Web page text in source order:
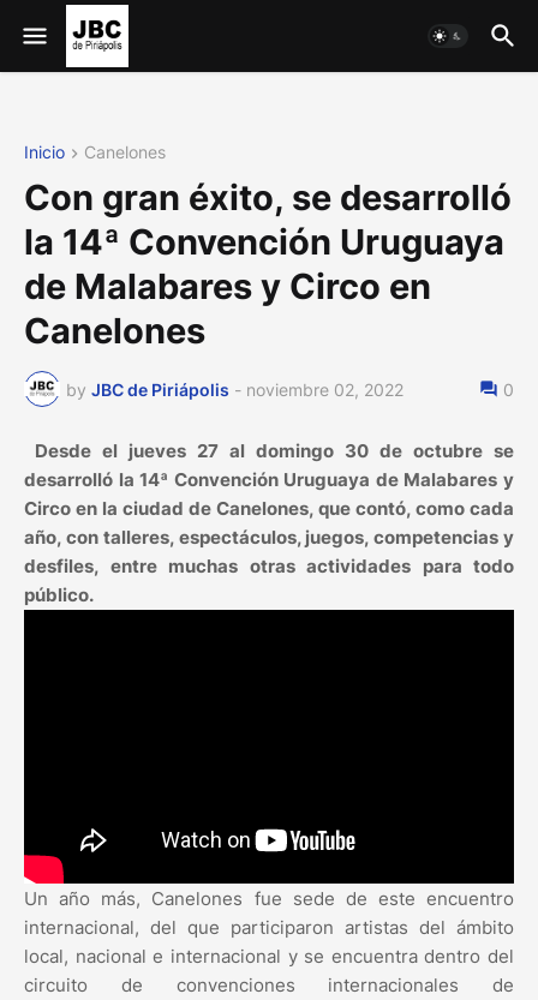
Inicio Canelones
Con gran éxito, se desarrolló
la 14ª Convención Uruguaya
de Malabares y Circo en
Canelones
by JBC de Piriápolis - noviembre 02, 2022 0
Desde el jueves 27 al domingo 30 de octubre se
desarrolló la 14ª Convención Uruguaya de Malabares y
Circo en la ciudad de Canelones, que contó, como cada
año, con talleres, espectáculos, juegos, competencias y
desfiles, entre muchas otras actividades para todo
público.
Un año más, Canelones fue sede de este encuentro
internacional, del que participaron artistas del ámbito
local, nacional e internacional y se encuentra dentro del
circuito de convenciones internacionales de